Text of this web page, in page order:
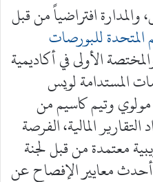
افتراضياً من قبل
المتحدة للبورصات
الأولى في أكاديمية
المستدامة لويس
وتيم كاسيم من
المالية، الفرصة
معتمدة من قبل لجنة
أحدث معايير الإفصاح عن